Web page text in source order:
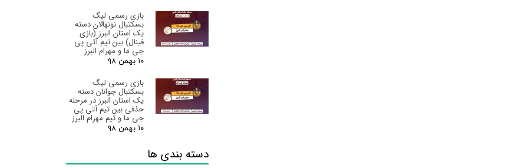
بازی رسمی لیگ
بسکتبال نونهالان دسته
یک استان البرز‌ (بازی
فینال) بین تیم آتی پی
جی ما و مهرام البرز
۱۰ بهمن ۹۸
بازی رسمی لیگ
بسکتبال جوانان دسته
یک استان البرز‌ در مرحله
حذفی بین تیم آتی پی
جی ما و تیم مهرام البرز
۱۰ بهمن ۹۸
دسته بندی ها